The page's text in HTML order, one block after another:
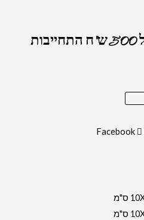
משלוח חינם בקנייה מעל 500 ש"ח התחייבות
Facebook